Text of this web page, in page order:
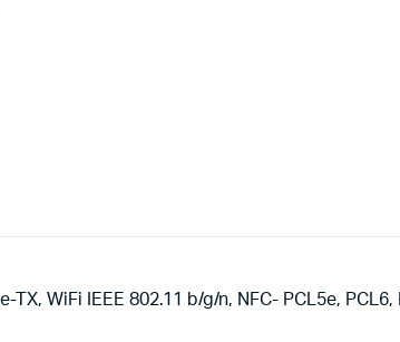
WiFi IEEE 802.11 b/g/n, NFC- PCL5e, PCL6,